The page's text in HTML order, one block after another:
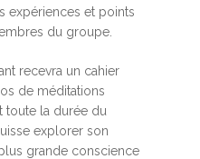
expériences et points
du groupe.
recevra un cahier
de méditations
toute la durée du
explorer son
grande conscience